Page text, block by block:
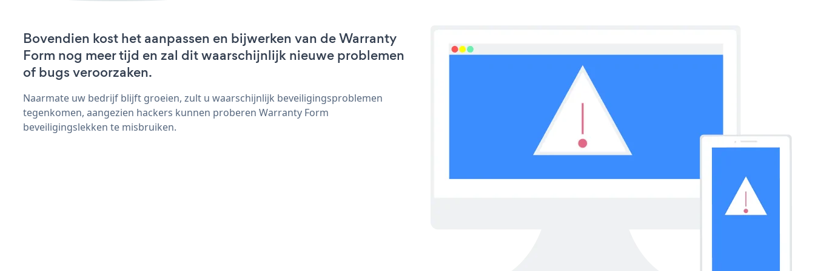
Bovendien kost het aanpassen en bijwerken van de Warranty
Form nog meer tijd en zal dit waarschijnlijk nieuwe problemen
of bugs veroorzaken.
Naarmate uw bedrijf blijft groeien, zult u waarschijnlijk beveiligingsproblemen
tegenkomen, aangezien hackers kunnen proberen Warranty Form
beveiligingslekken te misbruiken.